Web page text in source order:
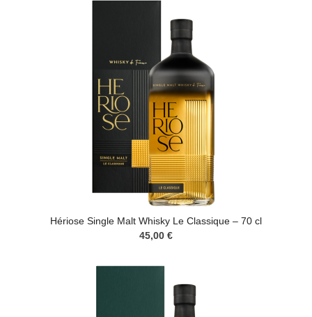
Hériose Single Malt Whisky Le Classique – 70 cl
45,00 €